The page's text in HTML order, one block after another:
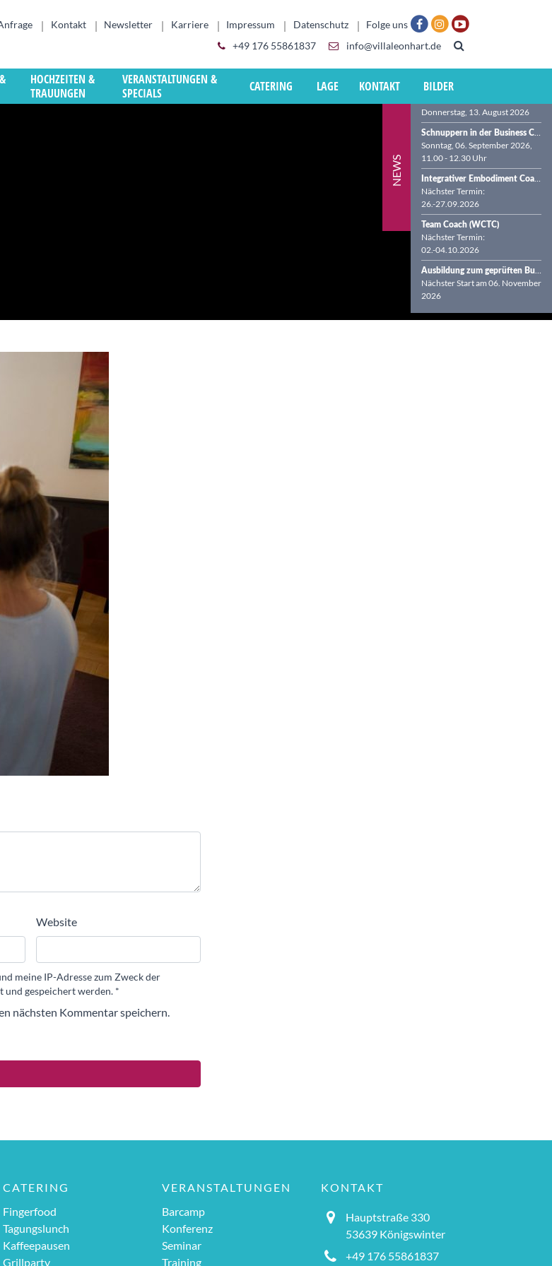
Kontakt Newsletter Karriere Impressum Datenschutz
Folge uns
+49 176 55861837
info@villaleonhart.de
HOCHZEITEN &
TRAUUNGEN
VERANSTALTUNGEN &
SPECIALS
CATERING LAGE KONTAKT BILDER
NEWS
Donnerstag, 13. August 2026
Schnuppern in der Business Coach-Ausbildung in der VILLA LEONHART
Sonntag, 06. September 2026,
11.00 - 12.30 Uhr
Integrativer Embodiment Coach (WCTC)
Nächster Termin:
26.-27.09.2026
Team Coach (WCTC)
Nächster Termin:
02.-04.10.2026
Ausbildung zum geprüften Business Coach (BDVT & WCTC)
Nächster Start am 06. November
2026
Website
meine IP-Adresse zum Zweck der
und gespeichert werden. *
nächsten Kommentar speichern.
CATERING
Fingerfood
Tagungslunch
Kaffeepausen
Grillparty
VERANSTALTUNGEN
Barcamp
Konferenz
Seminar
Training
KONTAKT
Hauptstraße 330
53639 Königswinter
+49 176 55861837